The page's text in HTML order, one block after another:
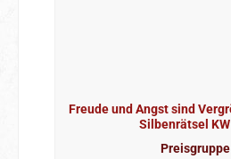
Freude und Angst sind
Silbenrätsel